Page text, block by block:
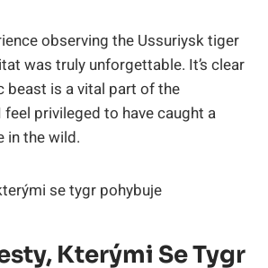
observing the Ussuriysk tiger
was truly unforgettable. It’s clear
beast is a vital part of the
privileged to have caught a
in the wild.
Kterými Se Tygr